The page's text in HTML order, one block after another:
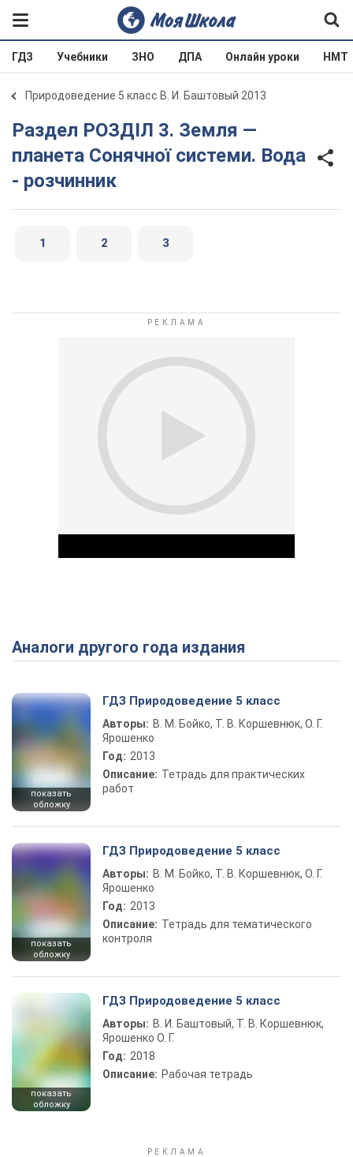
ГДЗ Учебники ЗНО ДПА Онлайн уроки НМТ
Природоведение 5 класс В. И. Баштовый 2013
Раздел РОЗДІЛ 3. Земля —
планета Сонячної системи. Вода
- розчинник
1 2 3
Play Video
Аналоги другого года издания
показать
обложку
ГДЗ Природоведение 5 класс
Авторы: В. М. Бойко, Т. В. Коршевнюк, О. Г.
Ярошенко
Год: 2013
Описание: Тетрадь для практических
работ
показать
обложку
ГДЗ Природоведение 5 класс
Авторы: В. М. Бойко, Т. В. Коршевнюк, О. Г.
Ярошенко
Год: 2013
Описание: Тетрадь для тематического
контроля
показать
обложку
ГДЗ Природоведение 5 класс
Авторы: В. И. Баштовый, Т. В. Коршевнюк,
Ярошенко О. Г.
Год: 2018
Описание: Рабочая тетрадь